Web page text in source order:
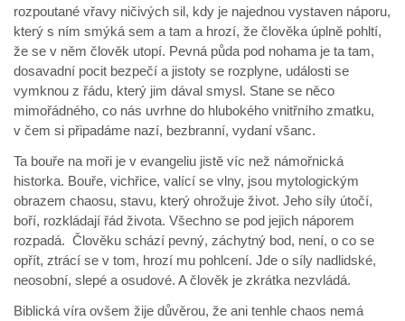
rozpoutané vřavy ničivých sil, kdy je najednou vystaven náporu,
který s ním smýká sem a tam a hrozí, že člověka úplně pohltí,
že se v něm člověk utopí. Pevná půda pod nohama je ta tam,
dosavadní pocit bezpečí a jistoty se rozplyne, události se
vymknou z řádu, který jim dával smysl. Stane se něco
mimořádného, co nás uvrhne do hlubokého vnitřního zmatku,
v čem si připadáme nazí, bezbranní, vydaní všanc.
Ta bouře na moři je v evangeliu jistě víc než námořnická
historka. Bouře, vichřice, valící se vlny, jsou mytologickým
obrazem chaosu, stavu, který ohrožuje život. Jeho síly útočí,
boří, rozkládají řád života. Všechno se pod jejich náporem
rozpadá. Člověku schází pevný, záchytný bod, není, o co se
opřít, ztrácí se v tom, hrozí mu pohlcení. Jde o síly nadlidské,
neosobní, slepé a osudové. A člověk je zkrátka nezvládá.
Biblická víra ovšem žije důvěrou, že ani tenhle chaos nemá